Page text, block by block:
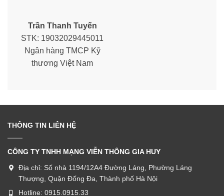
Trần Thanh Tuyến
STK: 19032029445011
Ngân hàng TMCP Kỹ
thương Việt Nam
THÔNG TIN LIÊN HỆ
CÔNG TY TNHH MẠNG VIỄN THÔNG GIA HUY
Địa chỉ: Số nhà 1194/12A4 Đường Láng, Phường Láng
Thượng, Quận Đống Đa, Thành phố Hà Nội
Hotline: 0915.0915.33